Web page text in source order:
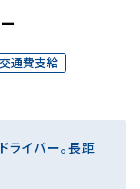
交通費支給
ライバー。長距